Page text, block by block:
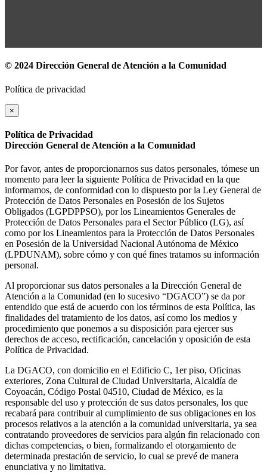
© 2024 Dirección General de Atención a la Comunidad
Política de privacidad
×
Política de Privacidad
Dirección General de Atención a la Comunidad
Por favor, antes de proporcionarnos sus datos personales, tómese un
momento para leer la siguiente Política de Privacidad en la que
informamos, de conformidad con lo dispuesto por la Ley General de
Protección de Datos Personales en Posesión de los Sujetos
Obligados (LGPDPPSO), por los Lineamientos Generales de
Protección de Datos Personales para el Sector Público (LG), así
como por los Lineamientos para la Protección de Datos Personales
en Posesión de la Universidad Nacional Autónoma de México
(LPDUNAM), sobre cómo y con qué fines tratamos su información
personal.
Al proporcionar sus datos personales a la Dirección General de
Atención a la Comunidad (en lo sucesivo “DGACO”) se da por
entendido que está de acuerdo con los términos de esta Política, las
finalidades del tratamiento de los datos, así como los medios y
procedimiento que ponemos a su disposición para ejercer sus
derechos de acceso, rectificación, cancelación y oposición de esta
Política de Privacidad.
La DGACO, con domicilio en el Edificio C, 1er piso, Oficinas
exteriores, Zona Cultural de Ciudad Universitaria, Alcaldía de
Coyoacán, Código Postal 04510, Ciudad de México, es la
responsable del uso y protección de sus datos personales, los que
recabará para contribuir al cumplimiento de sus obligaciones en los
procesos relativos a la atención a la comunidad universitaria, ya sea
contratando proveedores de servicios para algún fin relacionado con
dichas competencias, o bien, formalizando el otorgamiento de
determinada prestación de servicio, lo cual se prevé de manera
enunciativa y no limitativa.